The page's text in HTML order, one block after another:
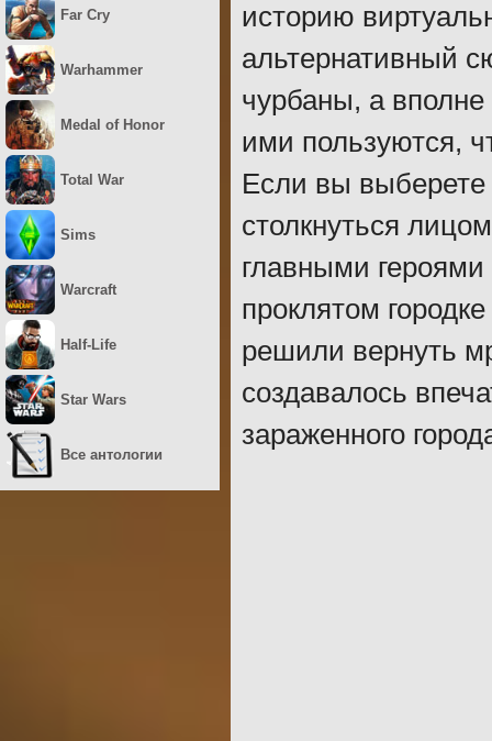
историю
альтернативный
чурбаны, а
ими пользуются,
Если вы выберете
столкнуться
главными
проклятом
решили вернуть
создавалось
зараженного
Far Cry
Warhammer
Medal of Honor
Total War
Sims
Warcraft
Half-Life
Star Wars
Все антологии